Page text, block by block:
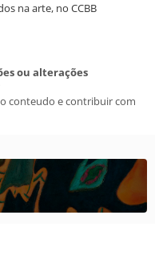
na arte, no CCBB
ou alterações
conteudo e contribuir com